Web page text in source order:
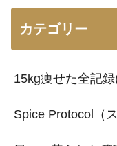
カテゴリー
15kg痩せた全記
Spice Protocol（